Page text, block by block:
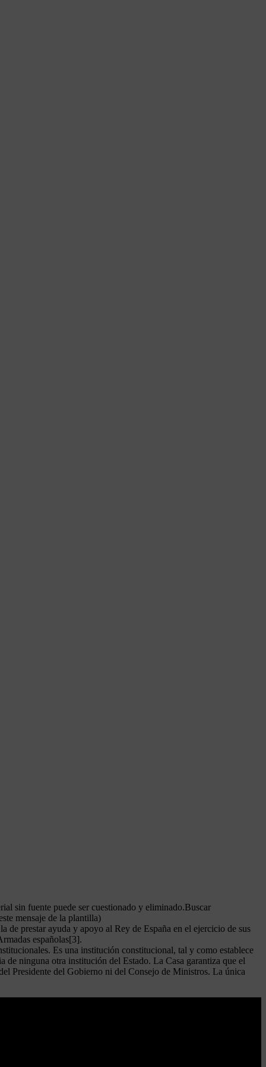
sin fuente puede ser cuestionado y eliminado.Buscar
mensaje de la plantilla)
de prestar ayuda y apoyo al Rey de España en el ejercicio de sus
españolas[3].
Es una institución constitucional, tal y como establece
de ninguna otra institución del Estado. La Casa garantiza que el
Presidente del Gobierno ni del Consejo de Ministros. La única